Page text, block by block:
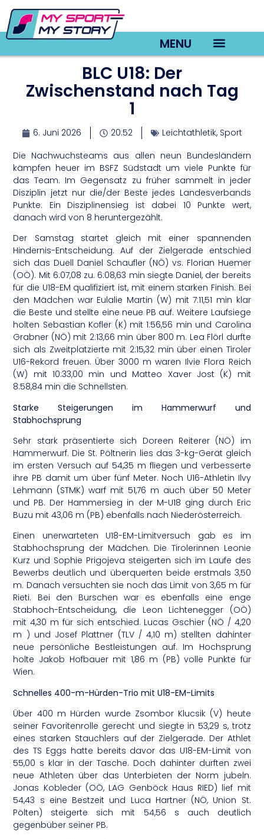
MENU
BLC U18: Der
Zwischenstand nach Tag
1
6. Juni 2026 20:52 Leichtathletik, Sport
Die Nachwuchsteams aus allen neun Bundesländern
kämpfen heuer im BSFZ Südstadt um viele Punkte für
das Team. Im Gegensatz zu früher sammelt in jeder
Disziplin jetzt nur die/der Beste jedes Landesverbands
Punkte. Ein Disziplinensieg ist dabei 10 Punkte wert,
danach wird von 8 heruntergezählt.
Der Samstag startet gleich mit einer spannenden
Hindernis-Entscheidung. Auf der Zielgerade entschied
sich das Duell Daniel Schaufler (NÖ) vs. Florian Huemer
(OÖ). Mit 6:07,08 zu. 6:08,63 min siegte Daniel, der bereits
für die U18-EM qualifiziert ist, mit einem starken Finish. Bei
den Mädchen war Eulalie Martin (W) mit 7:11,51 min klar
die Beste und stellte eine neue PB auf. Weitere Laufsiege
holten Sebastian Kofler (K) mit 1:56,56 min und Carolina
Grabner (NÖ) mit 2:13,66 min über 800 m. Lea Flörl durfte
sich als Zweitplatzierte mit 2:15,32 min über einen Tiroler
U16-Rekord freuen. Über 3000 m waren Ilvie Flora Reich
(W) mit 10:33,00 min und Matteo Xaver Jost (K) mit
8:58,84 min die Schnellsten.
Starke Steigerungen im Hammerwurf und
Stabhochsprung
Sehr stark präsentierte sich Doreen Reiterer (NÖ) im
Hammerwurf. Die St. Pöltnerin lies das 3-kg-Gerät gleich
im ersten Versuch auf 54,35 m fliegen und verbesserte
ihre PB damit um über fünf Meter. Noch U16-Athletin Ilvy
Lehmann (STMK) warf mit 51,76 m auch über 50 Meter
und PB. Der Hammersieg in der M-U18 ging durch Eric
Buzu mit 43,06 m (PB) ebenfalls nach Niederösterreich.
Einen unerwarteten U18-EM-Limitversuch gab es im
Stabhochsprung der Mädchen. Die Tirolerinnen Leonie
Kurz und Sophie Prigojeva steigerten sich im Laufe des
Bewerbs deutlich und überquerten beide erstmals 3,50
m. Danach versuchten sie noch das Limit von 3,65 m für
Rieti. Bei den Burschen war es ebenfalls eine enge
Stabhoch-Entscheidung, die Leon Lichtenegger (OÖ)
mit 4,30 m für sich entschied. Lucas Gschier (NÖ / 4,20
m ) und Josef Plattner (TLV / 4,10 m) stellten dahinter
neue persönliche Bestleistungen auf. Im Hochsprung
holte Jakob Hofbauer mit 1,86 m (PB) volle Punkte für
Wien.
Schnelles 400-m-Hürden-Trio mit U18-EM-Limits
Über 400 m Hürden wurde Zsombor Klucsik (V) heute
seiner Favoritenrolle gerecht und siegte in 53,29 s, trotz
eines starken Stauchlers auf der Zielgerade. Der Athlet
des TS Eggs hatte bereits davor das U18-EM-Limit von
55,00 s klar in der Tasche. Doch dahinter durften zwei
neue Athleten über das Unterbieten der Norm jubeln.
Jonas Kobleder (OÖ, LAG Genböck Haus RIED) lief mit
54,43 s eine Bestzeit und Luca Hartner (NÖ, Union St.
Pölten) steigerte sich mit 54,56 s auch deutlich
gegenbüber seiner PB.